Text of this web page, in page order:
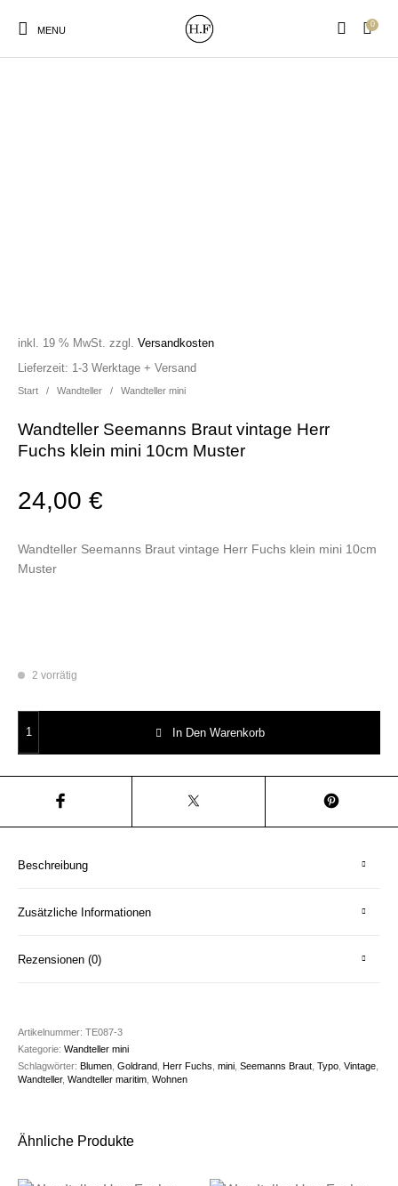
MENU
0
Start / Wandteller / Wandteller mini
Wandteller Seemanns Braut vintage Herr
Fuchs klein mini 10cm Muster
24,00€
inkl. 19 % MwSt. zzgl.Versandkosten
Wandteller Seemanns Braut vintage Herr Fuchs klein mini 10cm
Muster
Lieferzeit: 1-3 Werktage + Versand
2 vorrätig
In Den Warenkorb
Beschreibung
Zusätzliche Informationen
Rezensionen (0)
Artikelnummer:TE087-3
Kategorie:Wandteller mini
Schlagwörter:Blumen ,Goldrand ,Herr Fuchs ,mini ,Seemanns Braut ,Typo ,Vintage
Wandteller,Wandteller maritim ,Wohnen
Ähnliche Produkte